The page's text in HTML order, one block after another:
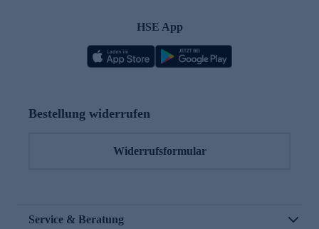
HSE App
Bestellung widerrufen
Widerrufsformular
Service & Beratung